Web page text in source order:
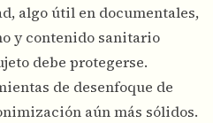
algo útil en documentales,
y contenido sanitario
debe protegerse.
de desenfoque de
aún más sólidos.